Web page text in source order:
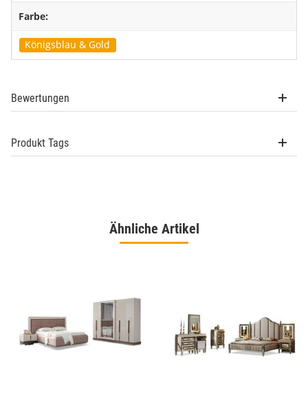
Farbe:
Königsblau & Gold
Bewertungen
Produkt Tags
Ähnliche Artikel